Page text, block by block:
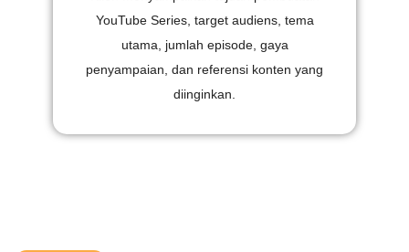
YouTube Series, target audiens, tema
utama, jumlah episode, gaya
penyampaian, dan referensi konten yang
diinginkan.